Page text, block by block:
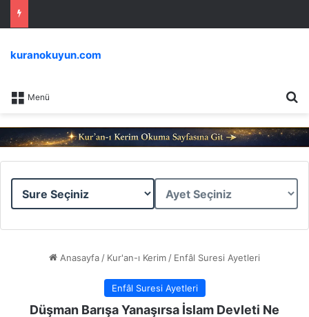
Menü
kuranokuyun.com
Sure
Ayet
Anasayfa / Kur'an-ı Kerim / Enfâl Suresi Ayetleri
Enfâl Suresi Ayetleri
Düşman Barışa Yanaşırsa İslam Devleti Ne